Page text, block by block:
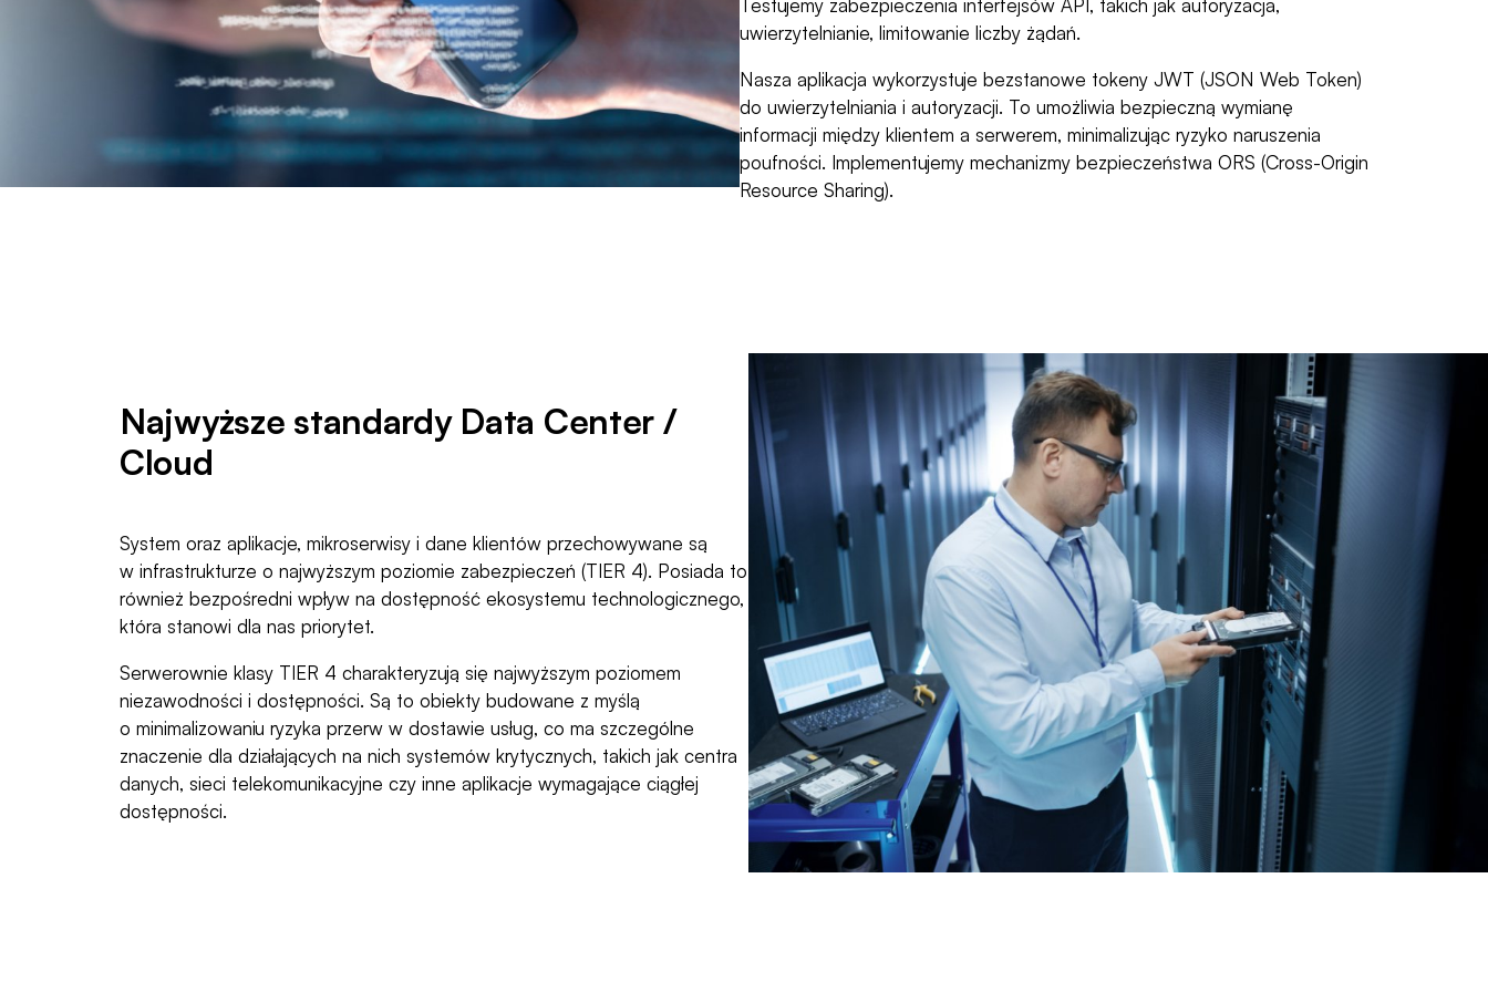
Testujemy zabezpieczenia interfejsów API, takich jak autoryzacja,
uwierzytelnianie, limitowanie liczby żądań.
Nasza aplikacja wykorzystuje bezstanowe tokeny JWT (JSON Web Token)
do uwierzytelniania i autoryzacji. To umożliwia bezpieczną wymianę
informacji między klientem a serwerem, minimalizując ryzyko naruszenia
poufności. Implementujemy mechanizmy bezpieczeństwa ORS (Cross-Origin
Resource Sharing).
Najwyższe standardy Data Center /
Cloud
System oraz aplikacje, mikroserwisy i dane klientów przechowywane są
w infrastrukturze o najwyższym poziomie zabezpieczeń (TIER 4). Posiada to
również bezpośredni wpływ na dostępność ekosystemu technologicznego,
która stanowi dla nas priorytet.
Serwerownie klasy TIER 4 charakteryzują się najwyższym poziomem
niezawodności i dostępności. Są to obiekty budowane z myślą
o minimalizowaniu ryzyka przerw w dostawie usług, co ma szczególne
znaczenie dla działających na nich systemów krytycznych, takich jak centra
danych, sieci telekomunikacyjne czy inne aplikacje wymagające ciągłej
dostępności.